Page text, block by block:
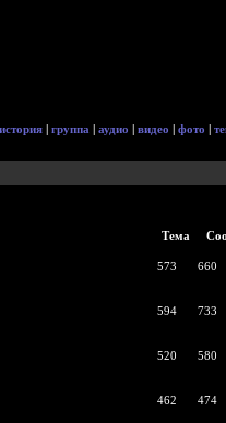
история | группа | аудио | видео | фото |
Тема
573 660
594 733
520 580
462 474